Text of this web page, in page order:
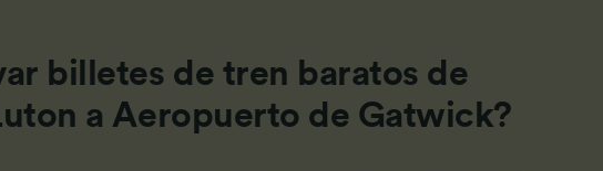
billetes de tren baratos de
a Aeropuerto de Gatwick?